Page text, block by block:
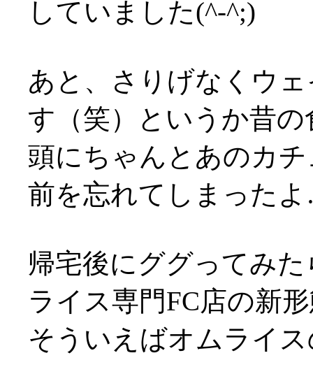
していました(^-^;)
あと、さりげなくウ
す（笑）というか昔
頭にちゃんとあのカ
前を忘れてしまった
帰宅後にググってみ
ライス専門FC店の新
そういえばオムライ